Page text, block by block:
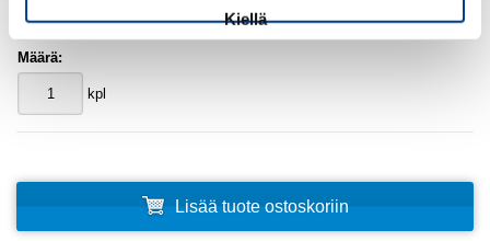
Kiellä
Määrä:
kpl
Lisää tuote ostoskoriin